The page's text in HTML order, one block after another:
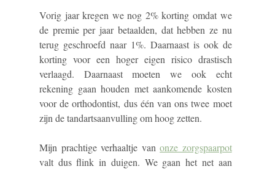
Vorig jaar kregen we nog 2% korting omdat we
de premie per jaar betaalden, dat hebben ze nu
terug geschroefd naar 1%. Daarnaast is ook de
korting voor een hoger eigen risico drastisch
verlaagd. Daarnaast moeten we ook echt
rekening gaan houden met aankomende kosten
voor de orthodontist, dus één van ons twee moet
zijn de tandartsaanvulling om hoog zetten.
Mijn prachtige verhaaltje vanonze zorgspaarpot
valt dus flink in duigen. We gaan het net aan